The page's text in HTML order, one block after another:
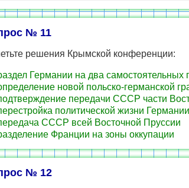
№ 11
решения Крымской конференции:
Германии на два самостоятельных
новой польско-германской
передачи СССР части
политической жизни
СССР всей Восточной Пруссии
Франции на зоны оккупации
№ 12